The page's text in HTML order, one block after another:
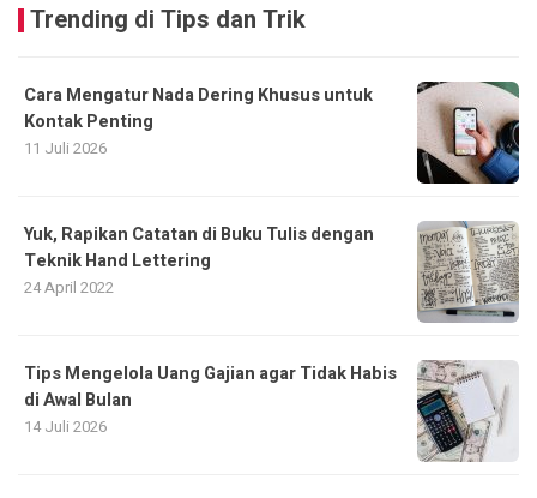
Trending di Tips dan Trik
Cara Mengatur Nada Dering Khusus untuk
Kontak Penting
11 Juli 2026
Yuk, Rapikan Catatan di Buku Tulis dengan
Teknik Hand Lettering
24 April 2022
Tips Mengelola Uang Gajian agar Tidak Habis
di Awal Bulan
14 Juli 2026